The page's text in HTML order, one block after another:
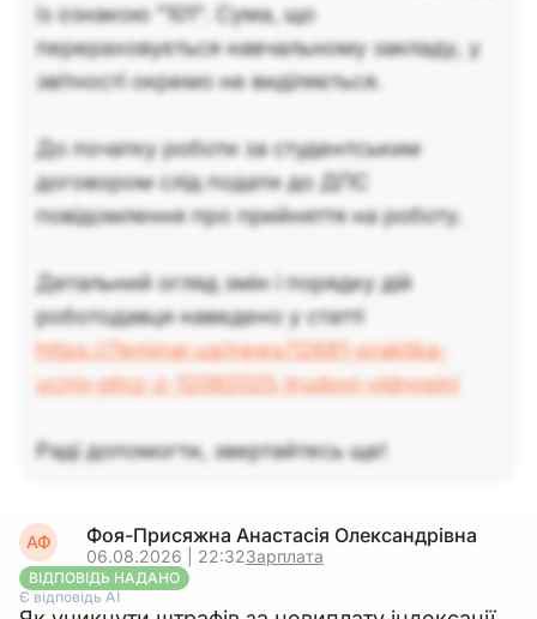
із ознакою "101". Сума, що
перераховується навчальному закладу, у
звітності окремо не виділяється.
До початку роботи за студентським
договором слід подати до ДПС
повідомлення про прийняття на роботу.
Детальний огляд змін і порядку дій
роботодавця наведено у статті
https://7eminar.ua/news/12681-praktika-
ucniv-ptnz-z-12092025-trudovi-vidnosini
Раді допомогти, звертайтесь ще!
АФ Фоя-Присяжна Анастасія Олександрівна
06.08.2026 | 22:32Зарплата
ВІДПОВІДЬ НАДАНО
Є відповідь АІ